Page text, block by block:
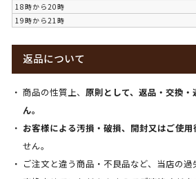
18時から20時
19時から21時
返品について
商品の性質上、原則として、返品・交換
ん。
お客様による汚損・破損、開封又はご使用
せん。
ご注文と違う商品・不良品など、当店の過